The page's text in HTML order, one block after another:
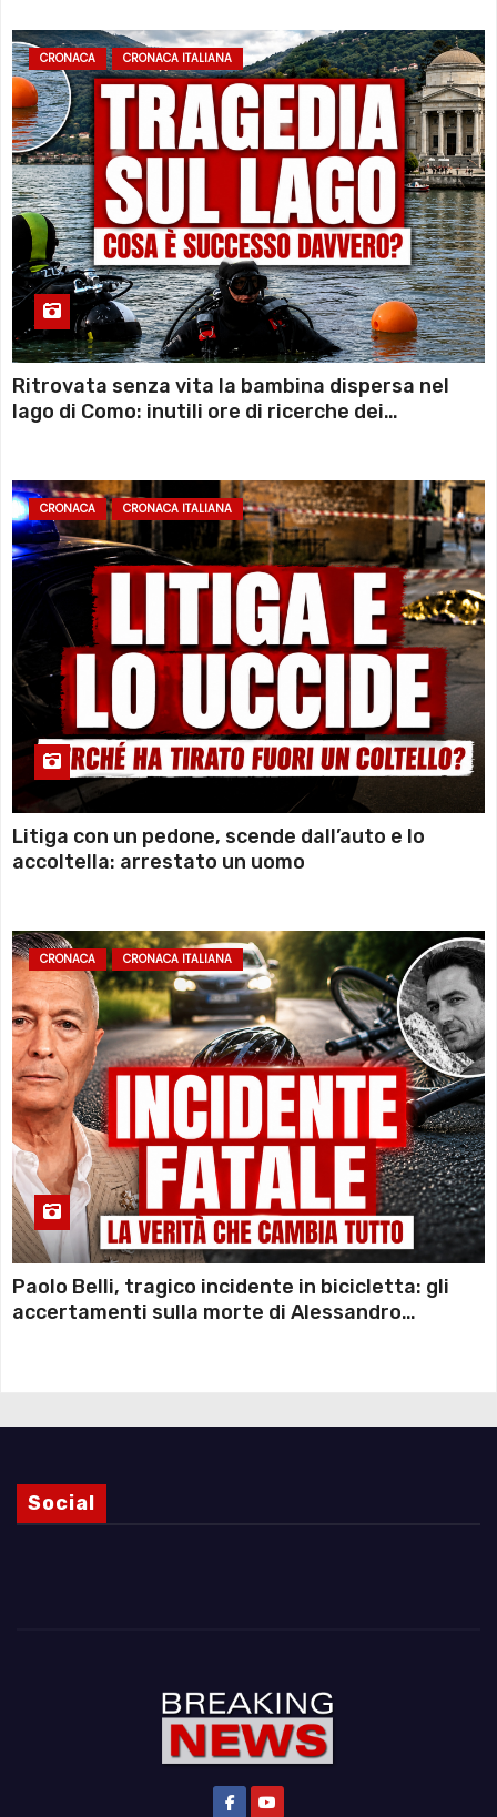
CRONACA CRONACA ITALIANA
Ritrovata senza vita la bambina dispersa nel
lago di Como: inutili ore di ricerche dei
CRONACA CRONACA ITALIANA
Litiga con un pedone, scende dall’auto e lo
accoltella: arrestato un uomo
CRONACA CRONACA ITALIANA
Paolo Belli, tragico incidente in bicicletta: gli
accertamenti sulla morte di Alessandro
Social